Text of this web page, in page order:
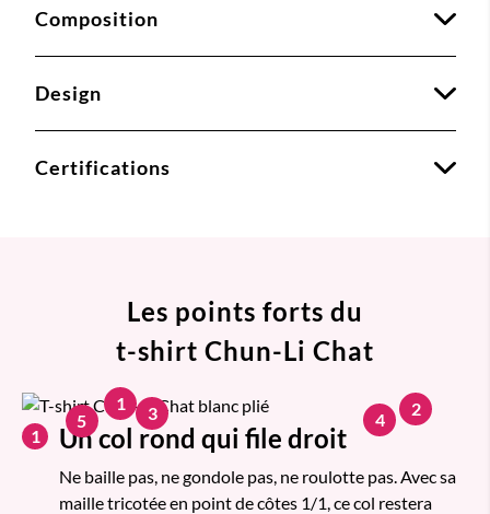
Composition
Design
Certifications
Les points forts du
t-shirt Chun-Li Chat
1 Un col rond qui file droit
Ne baille pas, ne gondole pas, ne roulotte pas. Avec sa
maille tricotée en point de côtes 1/1, ce col restera
1 2
3 4
5